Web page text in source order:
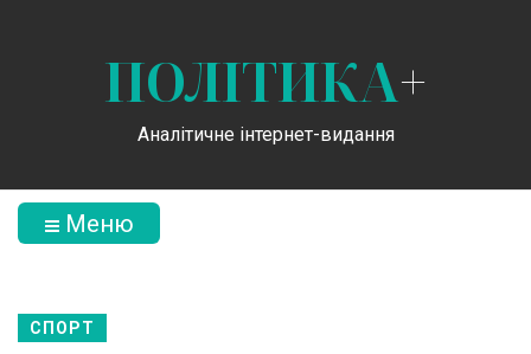
ПОЛІТИКА+
Аналітичне інтернет-видання
Меню
СПОРТ